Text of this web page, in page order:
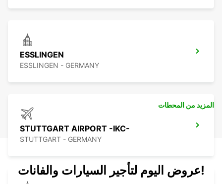
ESSLINGEN
ESSLINGEN - GERMANY
STUTTGART AIRPORT -IKC-
STUTTGART - GERMANY
المزيد من المحطات
عروض اليوم لتأجير السيارات والفانات!